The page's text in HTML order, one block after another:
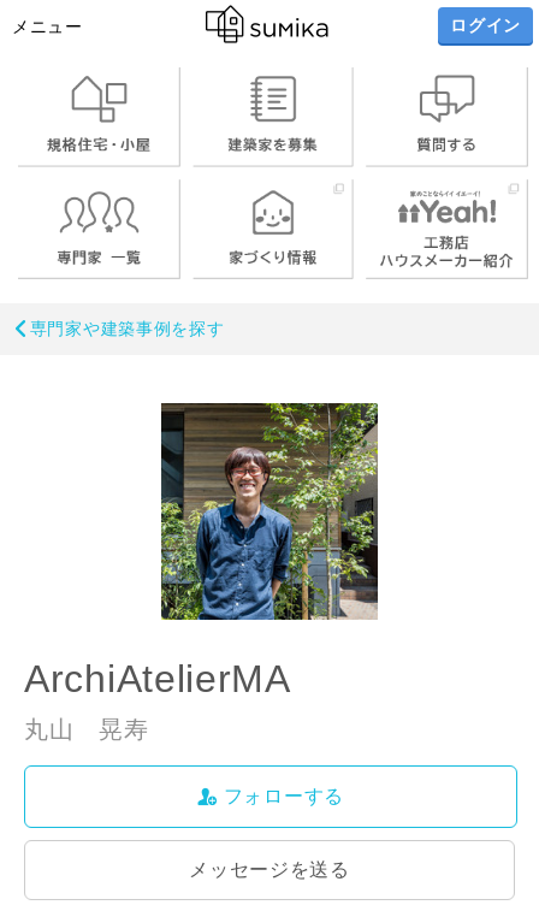
メニュー ログイン
専門家や建築事例を探す
ArchiAtelierMA
丸山 晃寿
フォローする
メッセージを送る